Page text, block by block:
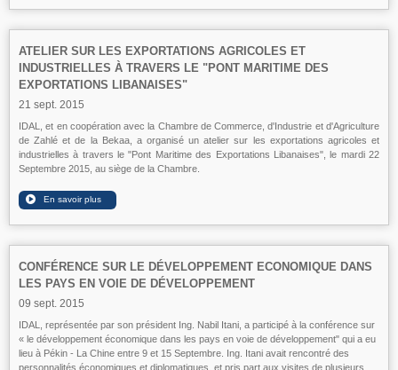
ATELIER SUR LES EXPORTATIONS AGRICOLES ET
INDUSTRIELLES À TRAVERS LE "PONT MARITIME DES
EXPORTATIONS LIBANAISES"
21 sept. 2015
IDAL, et en coopération avec la Chambre de Commerce, d'Industrie et d'Agriculture
de Zahlé et de la Bekaa, a organisé un atelier sur les exportations agricoles et
industrielles à travers le "Pont Maritime des Exportations Libanaises", le mardi 22
Septembre 2015, au siège de la Chambre.
CONFÉRENCE SUR LE DÉVELOPPEMENT ECONOMIQUE DANS
LES PAYS EN VOIE DE DÉVELOPPEMENT
09 sept. 2015
IDAL, représentée par son président Ing. Nabil Itani, a participé à la conférence sur
« le développement économique dans les pays en voie de développement" qui a eu
lieu à Pékin - La Chine entre 9 et 15 Septembre. Ing. Itani avait rencontré des
personnalités économiques et diplomatiques, et pris part aux visites de plusieurs